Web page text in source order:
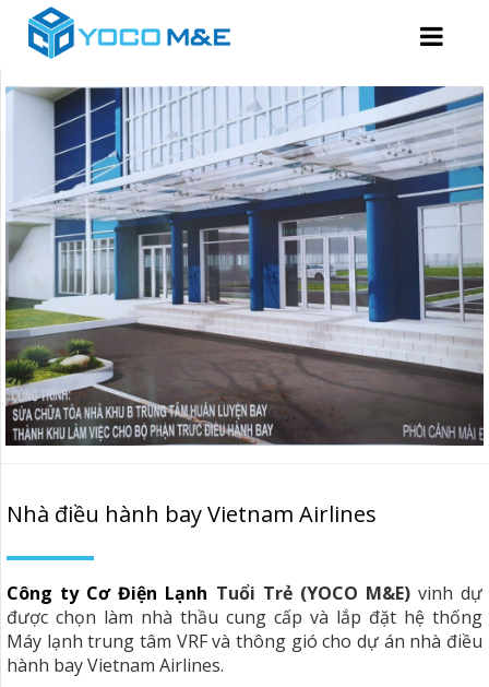
Nhà điều hành bay Vietnam Airlines
Công ty Cơ Điện Lạnh Tuổi Trẻ (YOCO M&E) vinh dự
được chọn làm nhà thầu cung cấp và lắp đặt hệ thống
Máy lạnh trung tâm VRF và thông gió cho dự án nhà điều
hành bay Vietnam Airlines.